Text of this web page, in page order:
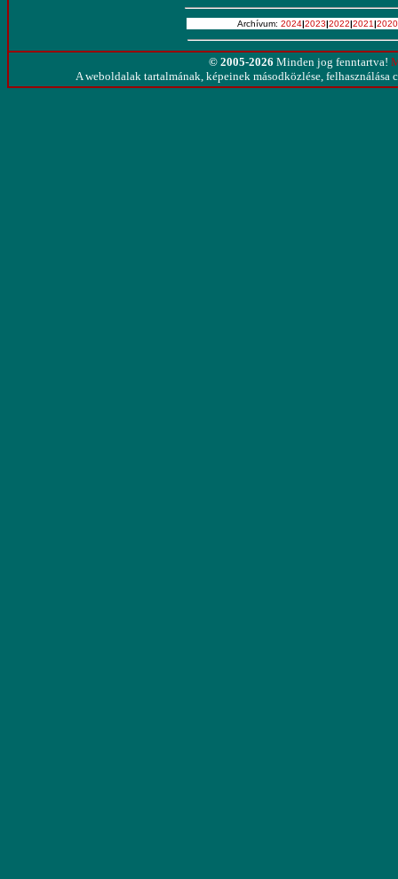
Archívum: 2024|2023|2022|2021|2020
© 2005-2026 Minden jog fenntartva!
A weboldalak tartalmának, képeinek másodközlése, felhasználása